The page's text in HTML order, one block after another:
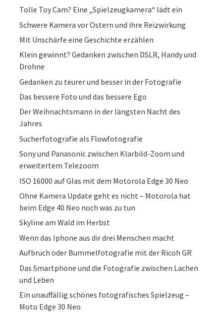
Tolle Toy Cam? Eine „Spielzeugkamera“ lädt ein
Schwere Kamera vor Ostern und ihre Reizwirkung
Mit Unschärfe eine Geschichte erzählen
Klein gewinnt? Gedanken zwischen DSLR, Handy und
Drohne
Gedanken zu teurer und besser in der Fotografie
Das bessere Foto und das bessere Ego
Der Weihnachtsmann in der längsten Nacht des
Jahres
Sucherfotografie als Flowfotografie
Sony und Panasonic zwischen Klarbild-Zoom und
erweitertem Telezoom
ISO 16000 auf Glas mit dem Motorola Edge 30 Neo
Ohne Kamera Update geht es nicht – Motorola hat
beim Edge 40 Neo noch was zu tun
Skyline am Wald im Herbst
Wenn das Iphone aus dir drei Menschen macht
Aufbruch oder Bummelfotografie mit der Ricoh GR
Das Smartphone und die Fotografie zwischen Lachen
und Leben
Ein unauffällig schönes fotografisches Spielzeug –
Moto Edge 30 Neo